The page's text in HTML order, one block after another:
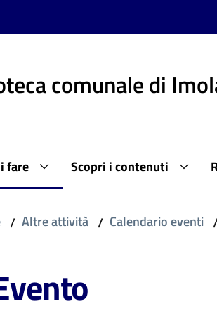
comunale di
fare Scopri i contenuti
/ Altre attività / Calendario eventi